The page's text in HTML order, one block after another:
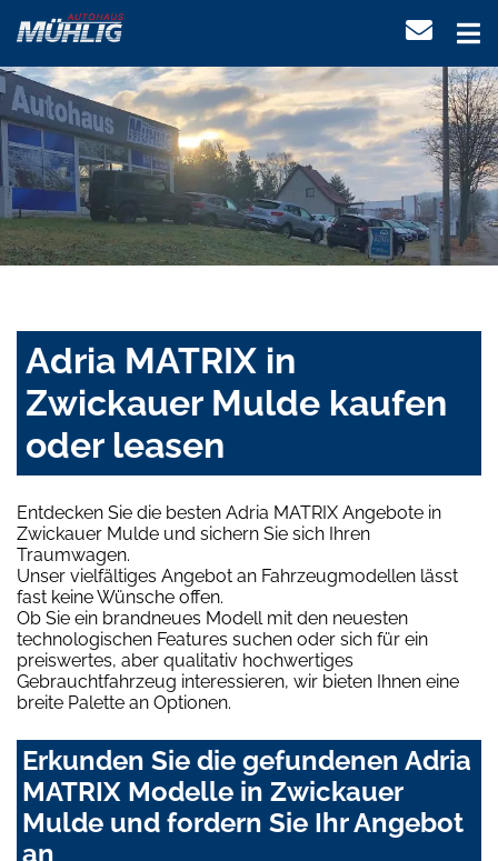
Adria MATRIX in
Zwickauer Mulde kaufen
oder leasen
Entdecken Sie die besten Adria MATRIX Angebote in
Zwickauer Mulde und sichern Sie sich Ihren
Traumwagen.
Unser vielfältiges Angebot an Fahrzeugmodellen lässt
fast keine Wünsche offen.
Ob Sie ein brandneues Modell mit den neuesten
technologischen Features suchen oder sich für ein
preiswertes, aber qualitativ hochwertiges
Gebrauchtfahrzeug interessieren, wir bieten Ihnen eine
breite Palette an Optionen.
Erkunden Sie die gefundenen Adria
MATRIX Modelle in Zwickauer
Mulde und fordern Sie Ihr Angebot
an